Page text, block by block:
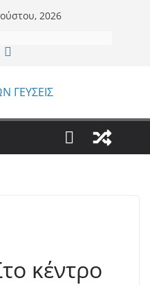
2026
κέντρο